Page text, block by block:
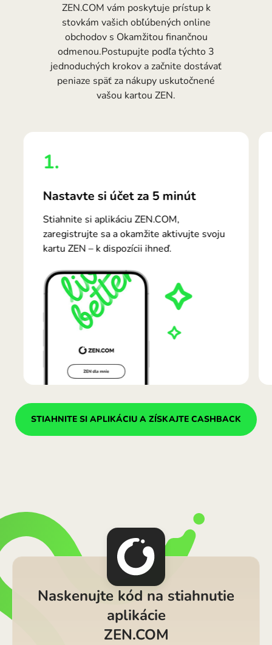
ZEN.COM vám poskytuje prístup k
stovkám vašich obľúbených online
obchodov s Okamžitou finančnou
odmenou.Postupujte podľa týchto 3
jednoduchých krokov a začnite dostávať
peniaze späť za nákupy uskutočnené
vašou kartou ZEN.
1.
Nastavte si účet za 5 minút
Stiahnite si aplikáciu ZEN.COM,
zaregistrujte sa a okamžite aktivujte svoju
kartu ZEN – k dispozícii ihneď.
STIAHNITE SI APLIKÁCIU A ZÍSKAJTE CASHBACK
Naskenujte kód na stiahnutie
aplikácie
ZEN.COM